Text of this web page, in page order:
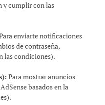
y cumplir con las
enviarte notificaciones
de contraseña,
las condiciones).
Para mostrar anuncios
basados en la